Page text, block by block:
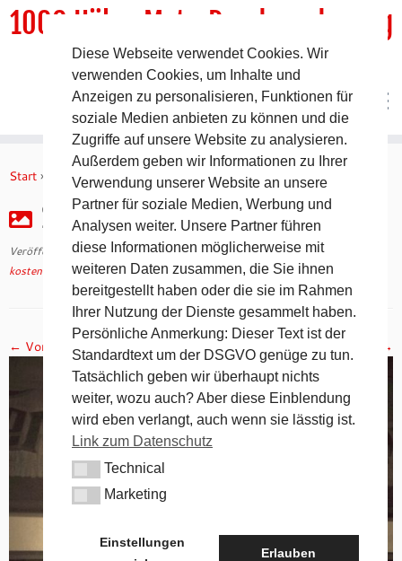
Inhalt
1000 HöhenMeterRundwanderweg
DER Rundwanderweg um Pommelsbrunn
Start » kostenfreie Wegebeschreibungen » 20140315-200003
20140315-200003
Veröffentlicht am10. Oktober 2022mit den Abmessungen 1200 × 1200
kostenfreie Wegebeschreibungen.
← Vorheriges Nächstes →
Diese Webseite verwendet Cookies. Wir
verwenden Cookies, um Inhalte und
Anzeigen zu personalisieren, Funktionen für
soziale Medien anbieten zu können und die
Zugriffe auf unsere Website zu analysieren.
Außerdem geben wir Informationen zu Ihrer
Verwendung unserer Website an unsere
Partner für soziale Medien, Werbung und
Analysen weiter. Unsere Partner führen
diese Informationen möglicherweise mit
weiteren Daten zusammen, die Sie ihnen
bereitgestellt haben oder die sie im Rahmen
Ihrer Nutzung der Dienste gesammelt haben.
Persönliche Anmerkung: Dieser Text ist der
Standardtext um der DSGVO genüge zu tun.
Tatsächlich geben wir überhaupt nichts
weiter, wozu auch? Aber diese Einblendung
wird eben verlangt, auch wenn sie lässtig ist.
Link zum Datenschutz
TechnicalTechnical
MarketingMarketing
Einstellungen
Erlauben